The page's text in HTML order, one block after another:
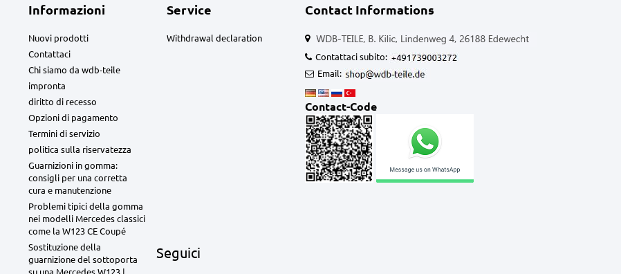
Informazioni
Nuovi prodotti
Contattaci
Chi siamo da wdb-teile
impronta
diritto di recesso
Opzioni di pagamento
Termini di servizio
politica sulla riservatezza
Guarnizioni in gomma:
consigli per una corretta
cura e manutenzione
Problemi tipici della gomma
nei modelli Mercedes classici
come la W123 CE Coupé
Sostituzione della
guarnizione del sottoporta
su una Mercedes W123 |
Service
Withdrawal declaration
Contact Informations
Contattaci subito:
Email:
Contact-Code
Seguici